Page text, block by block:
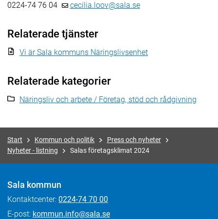
0224-74 76 04
cecilia.loov@sala.se
Relaterade tjänster
Vi är Sala kommuns Näringslivsenhet
Relaterade kategorier
Näringsliv och arbete / Företag, stöd och rådgivning
Start Kommun och politik
Press och nyheter
Nyheter - listning
Salas företagsklimat 2024
Sala kommun
Kontaktcenter: 0224-74 70 00
E-post: kommun.info@sala.se